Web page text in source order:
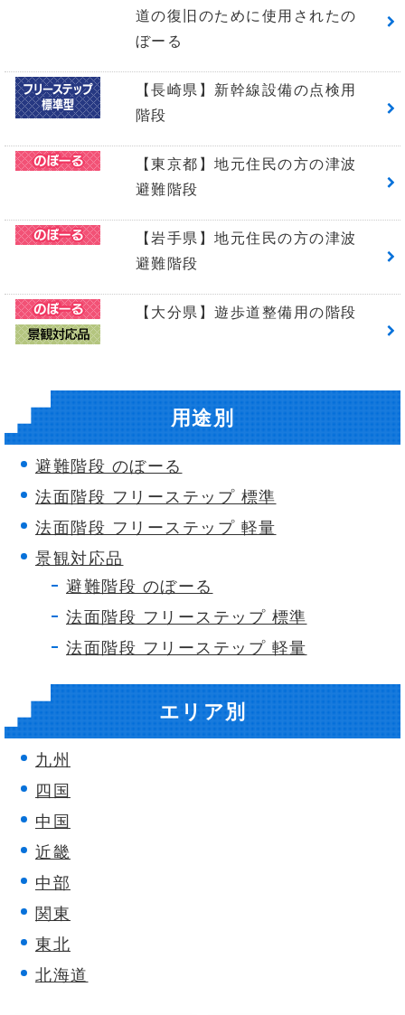
道の復旧のために使用されたの
ぼーる
【長崎県】新幹線設備の点検用
階段
【東京都】地元住民の方の津波
避難階段
【岩手県】地元住民の方の津波
避難階段
【大分県】遊歩道整備用の階段
用途別
避難階段 のぼーる
法面階段 フリーステップ 標準
法面階段 フリーステップ 軽量
景観対応品
避難階段 のぼーる
法面階段 フリーステップ 標準
法面階段 フリーステップ 軽量
エリア別
九州
四国
中国
近畿
中部
関東
東北
北海道